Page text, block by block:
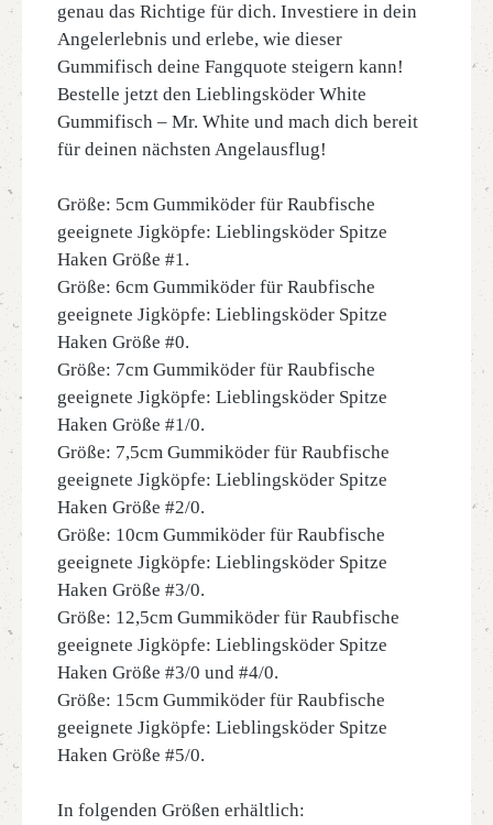
genau das Richtige für dich. Investiere in dein
Angelerlebnis und erlebe, wie dieser
Gummifisch deine Fangquote steigern kann!
Bestelle jetzt den Lieblingsköder White
Gummifisch – Mr. White und mach dich bereit
für deinen nächsten Angelausflug!
Größe: 5cm Gummiköder für Raubfische
geeignete Jigköpfe: Lieblingsköder Spitze
Haken Größe #1.
Größe: 6cm Gummiköder für Raubfische
geeignete Jigköpfe: Lieblingsköder Spitze
Haken Größe #0.
Größe: 7cm Gummiköder für Raubfische
geeignete Jigköpfe: Lieblingsköder Spitze
Haken Größe #1/0.
Größe: 7,5cm Gummiköder für Raubfische
geeignete Jigköpfe: Lieblingsköder Spitze
Haken Größe #2/0.
Größe: 10cm Gummiköder für Raubfische
geeignete Jigköpfe: Lieblingsköder Spitze
Haken Größe #3/0.
Größe: 12,5cm Gummiköder für Raubfische
geeignete Jigköpfe: Lieblingsköder Spitze
Haken Größe #3/0 und #4/0.
Größe: 15cm Gummiköder für Raubfische
geeignete Jigköpfe: Lieblingsköder Spitze
Haken Größe #5/0.
In folgenden Größen erhältlich: